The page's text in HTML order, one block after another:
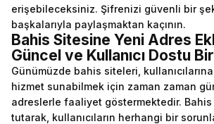
erişebileceksiniz. Şifrenizi güvenli bir
başkalarıyla paylaşmaktan kaçının.
Bahis Sitesine Yeni Adres
Güncel ve Kullanıcı Dostu
Günümüzde bahis siteleri,
hizmet sunabilmek için zaman zaman
adreslerle faaliyet göstermektedir.
tutarak, kullanıcıların herhangi bir